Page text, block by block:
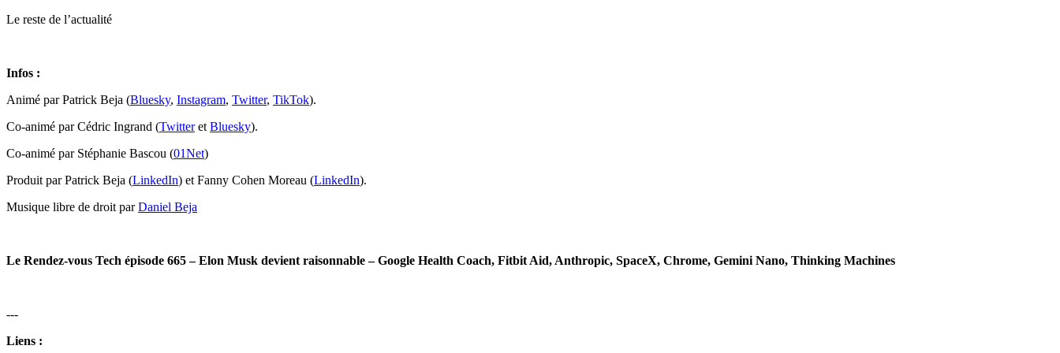
Le reste de l’actualité
Infos :
Animé par Patrick Beja (Bluesky, Instagram, Twitter, TikTok).
Co-animé par Cédric Ingrand (Twitteret Bluesky).
Co-animé par Stéphanie Bascou (01Net)
Produit par Patrick Beja (LinkedIn) et Fanny Cohen Moreau (LinkedIn).
Musique libre de droit parDaniel Beja
Le Rendez-vous Tech épisode 665 – Elon Musk devient raisonnable – Google Health Coach, Fitbit Aid, Anthropic, SpaceX, Chrome, Gemini Nano, Thinking Machines
---
Liens :